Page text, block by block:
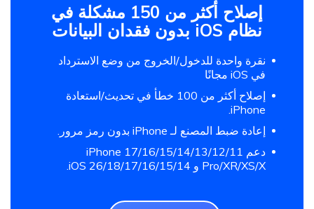
إصلاح أكثر من 150 مشكلة في
نظام iOS بدون فقدان البيانات
نقرة واحدة للدخول/الخروج من وضع الاسترداد
في iOS مجانًا
إصلاح أكثر من 100 خطأ في تحديث/استعادة
iPhone.
إعادة ضبط المصنع لـ iPhone بدون رمز مرور.
دعم iPhone 17/16/15/14/13/12/11
Pro/XR/XS/X و iOS 26/18/17/16/15/14.